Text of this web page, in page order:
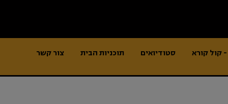
קול קורא סטודיואים תוכניות הבית צור קשר